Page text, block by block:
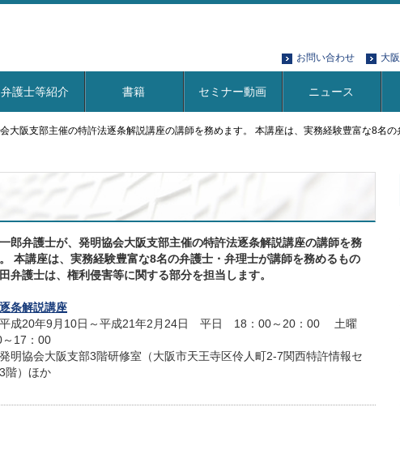
お問い合わせ 大
弁護士等紹介 書籍 セミナー動画 ニュース
大阪支部主催の特許法逐条解説講座の講師を務めます。 本講座は、実務経験豊富な8名
郎弁護士が、発明協会大阪支部主催の特許法逐条解説講座の講師を務
本講座は、実務経験豊富な8名の弁護士・弁理士が講師を務めるもの
弁護士は、権利侵害等に関する部分を担当します。
条解説講座
成20年9月10日～平成21年2月24日 平日 18：00～20：00 土曜
17：00
明協会大阪支部3階研修室（大阪市天王寺区伶人町2-7関西特許情報セ
階）ほか